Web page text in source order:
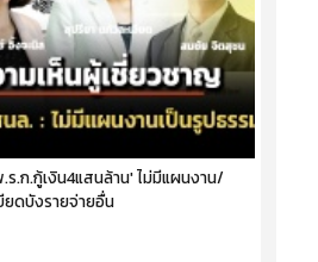
.ก.กู้เงิน4แสนล้าน' ไม่มีแผนงาน/
ยดบังรายจ่ายอื่น